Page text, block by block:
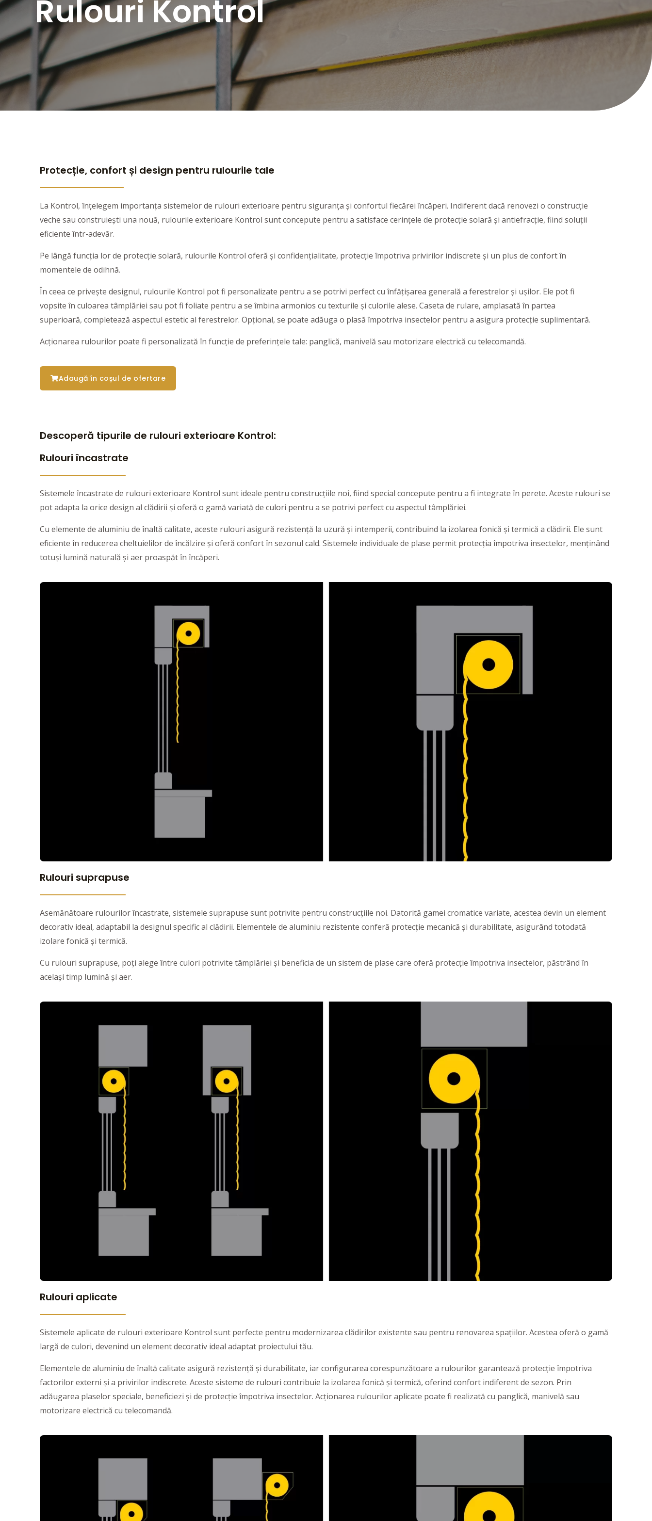
Rulouri Kontrol
Protecție, confort și design pentru rulourile tale
La Kontrol, înțelegem importanța sistemelor de rulouri exterioare pentru siguranța și confortul fiecărei încăperi. Indiferent dacă renovezi o construcție
veche sau construiești una nouă, rulourile exterioare Kontrol sunt concepute pentru a satisface cerințele de protecție solară și antiefracție, fiind soluții
eficiente într-adevăr.
Pe lângă funcția lor de protecție solară, rulourile Kontrol oferă și confidențialitate, protecție împotriva privirilor indiscrete și un plus de confort în
momentele de odihnă.
În ceea ce privește designul, rulourile Kontrol pot fi personalizate pentru a se potrivi perfect cu înfățișarea generală a ferestrelor și ușilor. Ele pot fi
vopsite în culoarea tâmplăriei sau pot fi foliate pentru a se îmbina armonios cu texturile și culorile alese. Caseta de rulare, amplasată în partea
superioară, completează aspectul estetic al ferestrelor. Opțional, se poate adăuga o plasă împotriva insectelor pentru a asigura protecție suplimentară.
Acționarea rulourilor poate fi personalizată în funcție de preferințele tale: panglică, manivelă sau motorizare electrică cu telecomandă.
Adaugă în coșul de ofertare
Descoperă tipurile de rulouri exterioare Kontrol:
Rulouri încastrate
Sistemele încastrate de rulouri exterioare Kontrol sunt ideale pentru construcțiile noi, fiind special concepute pentru a fi integrate în perete. Aceste rulouri se
pot adapta la orice design al clădirii și oferă o gamă variată de culori pentru a se potrivi perfect cu aspectul tâmplăriei.
Cu elemente de aluminiu de înaltă calitate, aceste rulouri asigură rezistență la uzură și intemperii, contribuind la izolarea fonică și termică a clădirii. Ele sunt
eficiente în reducerea cheltuielilor de încălzire și oferă confort în sezonul cald. Sistemele individuale de plase permit protecția împotriva insectelor, menținând
totuși lumină naturală și aer proaspăt în încăperi.
Rulouri suprapuse
Asemănătoare rulourilor încastrate, sistemele suprapuse sunt potrivite pentru construcțiile noi. Datorită gamei cromatice variate, acestea devin un element
decorativ ideal, adaptabil la designul specific al clădirii. Elementele de aluminiu rezistente conferă protecție mecanică și durabilitate, asigurând totodată
izolare fonică și termică.
Cu rulouri suprapuse, poți alege între culori potrivite tâmplăriei și beneficia de un sistem de plase care oferă protecție împotriva insectelor, păstrând în
același timp lumină și aer.
Rulouri aplicate
Sistemele aplicate de rulouri exterioare Kontrol sunt perfecte pentru modernizarea clădirilor existente sau pentru renovarea spațiilor. Acestea oferă o gamă
largă de culori, devenind un element decorativ ideal adaptat proiectului tău.
Elementele de aluminiu de înaltă calitate asigură rezistență și durabilitate, iar configurarea corespunzătoare a rulourilor garantează protecție împotriva
factorilor externi și a privirilor indiscrete. Aceste sisteme de rulouri contribuie la izolarea fonică și termică, oferind confort indiferent de sezon. Prin
adăugarea plaselor speciale, beneficiezi și de protecție împotriva insectelor. Acționarea rulourilor aplicate poate fi realizată cu panglică, manivelă sau
motorizare electrică cu telecomandă.